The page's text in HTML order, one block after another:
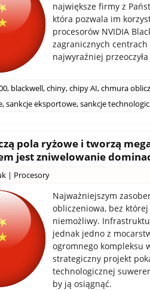
największe firmy z
która pozwala im
procesorów NVIDIA
zagranicznych
najwyraźniej
, blackwell,chiny,chipy AI,chmura
,sankcje eksportowe,sankcje
pola ryżowe i tworzą
jest zniwelowanie
| Procesory
Najważniejszym
obliczeniowa, bez
niemożliwy.
jednak jedno z
ogromnego kompleksu
strategiczny projekt
technologicznej
by ją osiągnąć.